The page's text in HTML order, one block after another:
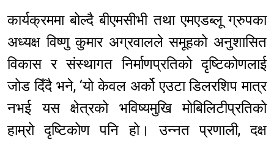
कार्यक्रममा बोल्दै बीएमसीभी तथा एमएडब्लू ग्रुपका
अध्यक्ष विष्णु कुमार अग्रवालले समूहको अनुशासित
विकास र संस्थागत निर्माणप्रतिको दृष्टिकोणलाई
जोड दिँदै भने, ‘यो केवल अर्को एउटा डिलरशिप मात्र
नभई यस क्षेत्रको भविष्यमुखि मोबिलिटीप्रतिको
हाम्रो दृष्टिकोण पनि हो। उन्नत प्रणाली, दक्ष